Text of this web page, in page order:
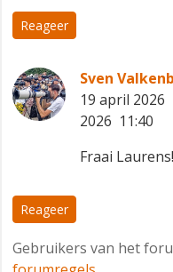
Reageer
Sven
19 april 2026
2026 11:40
Fraai Laurens!
Reageer
Gebruikers van het